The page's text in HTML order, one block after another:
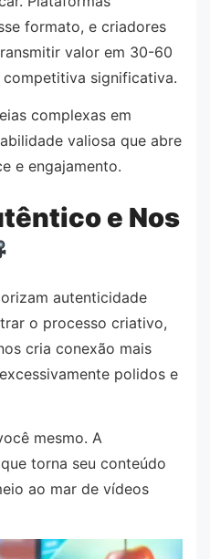
formato, e criadores
valor em 30-60
significativa.
complexas em
valiosa que abre
e engajamento.
e Nos
autenticidade
o processo criativo,
cria conexão mais
polidos e
mesmo. A
torna seu conteúdo
ao mar de vídeos